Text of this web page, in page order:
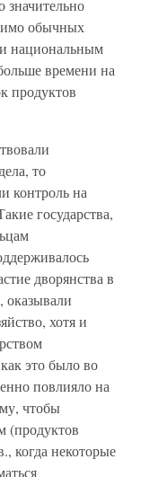
обычных
национальным
времени на
продуктов
то
контроль на
государства,
дворянства в
оказывали
хотя и
это было во
повлияло на
чтобы
(продуктов
когда некоторые